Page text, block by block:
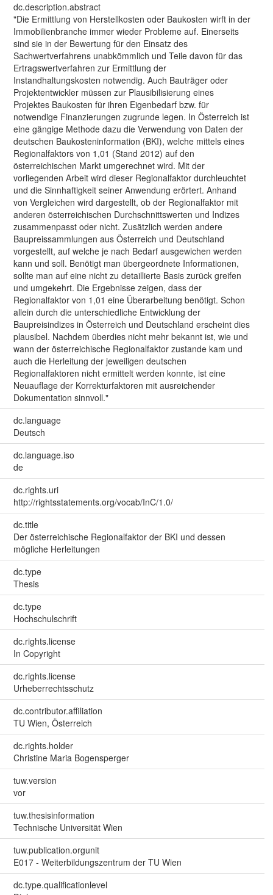
dc.description.abstract
"Die Ermittlung von Herstellkosten oder Baukosten wirft in der
Immobilienbranche immer wieder Probleme auf. Einerseits
sind sie in der Bewertung für den Einsatz des
Sachwertverfahrens unabkömmlich und Teile davon für das
Ertragswertverfahren zur Ermittlung der
Instandhaltungskosten notwendig. Auch Bauträger oder
Projektentwickler müssen zur Plausibilisierung eines
Projektes Baukosten für ihren Eigenbedarf bzw. für
notwendige Finanzierungen zugrunde legen. In Österreich ist
eine gängige Methode dazu die Verwendung von Daten der
deutschen Baukosteninformation (BKI), welche mittels eines
Regionalfaktors von 1,01 (Stand 2012) auf den
österreichischen Markt umgerechnet wird. Mit der
vorliegenden Arbeit wird dieser Regionalfaktor durchleuchtet
und die Sinnhaftigkeit seiner Anwendung erörtert. Anhand
von Vergleichen wird dargestellt, ob der Regionalfaktor mit
anderen österreichischen Durchschnittswerten und Indizes
zusammenpasst oder nicht. Zusätzlich werden andere
Baupreissammlungen aus Österreich und Deutschland
vorgestellt, auf welche je nach Bedarf ausgewichen werden
kann und soll. Benötigt man übergeordnete Informationen,
sollte man auf eine nicht zu detaillierte Basis zurück greifen
und umgekehrt. Die Ergebnisse zeigen, dass der
Regionalfaktor von 1,01 eine Überarbeitung benötigt. Schon
allein durch die unterschiedliche Entwicklung der
Baupreisindizes in Österreich und Deutschland erscheint dies
plausibel. Nachdem überdies nicht mehr bekannt ist, wie und
wann der österreichische Regionalfaktor zustande kam und
auch die Herleitung der jeweiligen deutschen
Regionalfaktoren nicht ermittelt werden konnte, ist eine
Neuauflage der Korrekturfaktoren mit ausreichender
Dokumentation sinnvoll."
dc.language
Deutsch
dc.language.iso
de
dc.rights.uri
http://rightsstatements.org/vocab/InC/1.0/
dc.title
Der österreichische Regionalfaktor der BKI und dessen
mögliche Herleitungen
dc.type
Thesis
dc.type
Hochschulschrift
dc.rights.license
In Copyright
dc.rights.license
Urheberrechtsschutz
dc.contributor.affiliation
TU Wien, Österreich
dc.rights.holder
Christine Maria Bogensperger
tuw.version
vor
tuw.thesisinformation
Technische Universität Wien
tuw.publication.orgunit
E017 - Weiterbildungszentrum der TU Wien
dc.type.qualificationlevel